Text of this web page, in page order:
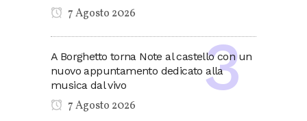
7 Agosto 2026
A Borghetto torna Note al castello con un
nuovo appuntamento dedicato alla
musica dal vivo
7 Agosto 2026